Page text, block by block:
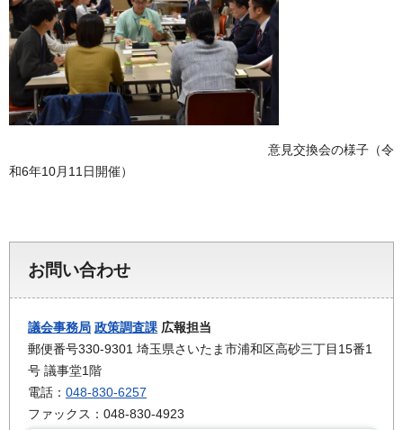
意見交換会の様子（令
和6年10月11日開催）
お問い合わせ
議会事務局 政策調査課 広報担当
郵便番号330-9301 埼玉県さいたま市浦和区高砂三丁目15番1
号 議事堂1階
電話： 048-830-6257
ファックス：048-830-4923